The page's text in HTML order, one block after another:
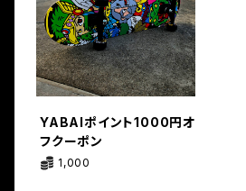
YABAIポイント1000円オ
フクーポン
1,000